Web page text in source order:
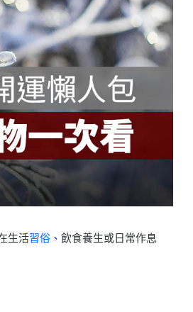
生活習俗、飲食養生或日常作息